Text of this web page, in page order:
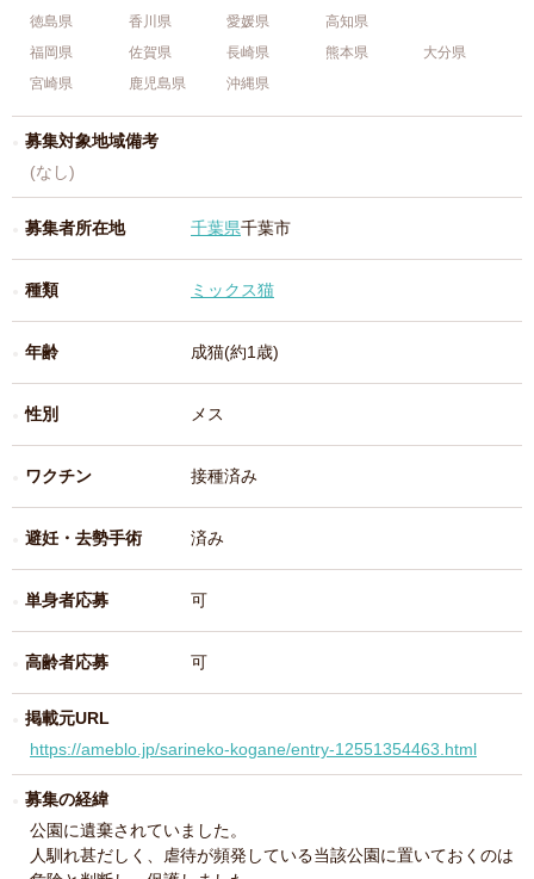
徳島県
香川県 愛媛県
高知県
福岡県
佐賀県 長崎県 熊本県
大分県
宮崎県
鹿児島県 沖縄県
募集対象地域備考
(なし)
募集者所在地 千葉県千葉市
種類 ミックス猫
年齢 成猫(約1歳)
性別 メス
ワクチン 接種済み
避妊・去勢手術 済み
単身者応募 可
高齢者応募 可
掲載元URL
https://ameblo.jp/sarineko-kogane/entry-12551354463.html
募集の経緯
公園に遺棄されていました。
人馴れ甚だしく、虐待が頻発している当該公園に置いておくのは